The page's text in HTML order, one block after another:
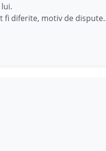
fi diferite, motiv de